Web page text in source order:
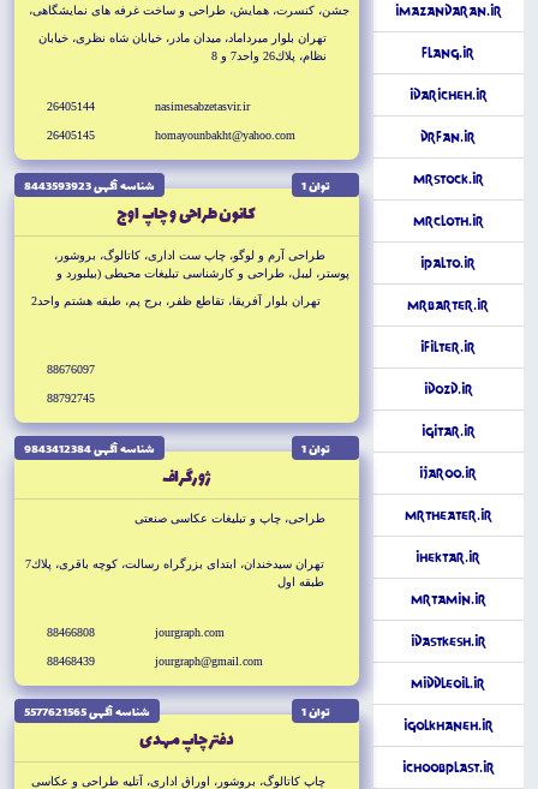
iMazandaran.ir
Flang.ir
iDaricheh.ir
DrFan.ir
MrStock.ir
MrCloth.ir
iPalto.ir
MrBarter.ir
iFilter.ir
iDozd.ir
iGitar.ir
iJaroo.ir
MrTheater.ir
iHektar.ir
MrTamin.ir
iDastkesh.ir
MiddleOil.ir
iGolkhaneh.ir
iChoobPlast.ir
جشن، كنسرت، همايش، طراحى و ساخت غرفه هاى نمايشگاهى،
تهران بلوار ميرداماد، ميدان مادر، خيابان شاه نظرى، خيابان
نظام، پلاك26 واحد7 و 8
nasimesabzetasvir.ir
homayounbakht@yahoo.com
26405144
26405145
توان 1 شناسه آگهى 8443593923
كانون طراحى و چاپ اوج
طراحى آرم و لوگو، چاپ ست ادارى، كاتالوگ، بروشور،
پوستر، ليبل، طراحى و كارشناسى تبليغات محيطى (بيلبورد و
وب سايت، مالتى مديا، عكاسى صنعتى
تهران بلوار آفريقا، تقاطع ظفر، برج پم، طبقه هشتم واحد2
88676097
88792745
توان 1 شناسه آگهى 9843412384
ژورگراف
طراحى، چاپ و تبليغات عكاسى صنعتى
تهران سيدخندان، ابتداى بزرگراه رسالت، كوچه باقرى، پلاك7
طبقه اول
jourgraph.com
jourgraph@gmail.com
88466808
88468439
توان 1 شناسه آگهى 5577621565
دفتر چاپ مهدى
چاپ كاتالوگ، بروشور، اوراق ادارى، آتليه طراحى و عكاسى